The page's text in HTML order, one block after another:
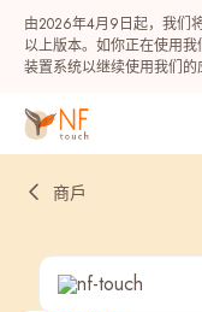
由2026年4月9日起，我们
以上版本。如你正在使用
装置系统以继续使用我们的
商戶